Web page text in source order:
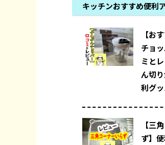
キッチンおすすめ便利
【お
チョ
ミと
ん切
利グ
【三
ず】